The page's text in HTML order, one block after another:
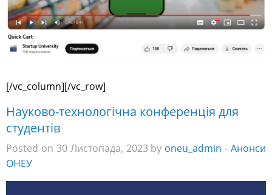
[/vc_column][/vc_row]
Науково-технологічна конференція для
студентів
Posted on 30 Листопада, 2023 by oneu_admin - Анонси
ОНЕУ